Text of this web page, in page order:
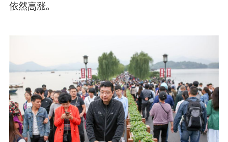
依然高涨。